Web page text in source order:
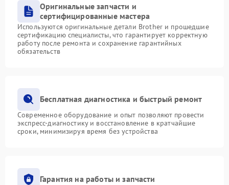
Оригинальные запчасти и
сертифицированные мастера
Используются оригинальные детали Brother и прошедшие
сертификацию специалисты, что гарантирует корректную
работу после ремонта и сохранение гарантийных
обязательств
Бесплатная диагностика и быстрый ремонт
Современное оборудование и опыт позволяют провести
экспресс-диагностику и восстановление в кратчайшие
сроки, минимизируя время без устройства
Гарантия на работы и запчасти